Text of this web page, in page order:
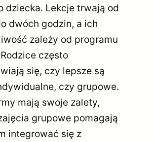
dziecka. Lekcje trwają od
dwóch godzin, a ich
zależy od programu
Rodzice często
się, czy lepsze są
czy grupowe.
mają swoje zalety,
grupowe pomagają
integrować się z